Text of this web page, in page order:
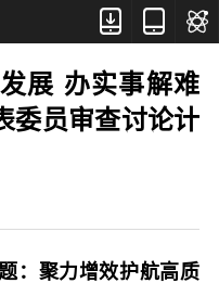



展 办实事解难
员审查讨论计
：聚力增效护航高质